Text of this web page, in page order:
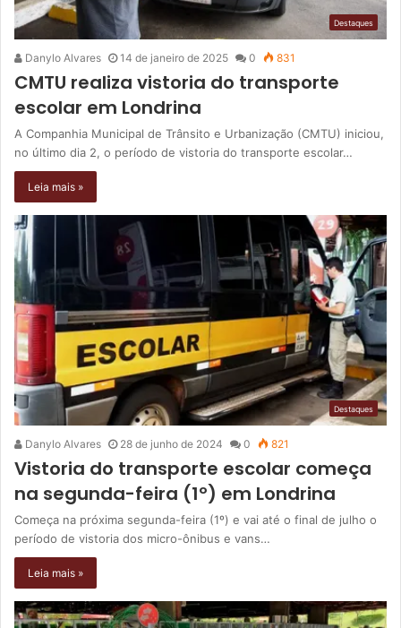
Destaques
Danylo Alvares 14 de janeiro de 2025 0 831
CMTU realiza vistoria do transporte
escolar em Londrina
A Companhia Municipal de Trânsito e Urbanização (CMTU) iniciou,
no último dia 2, o período de vistoria do transporte escolar…
Leia mais »
Destaques
Danylo Alvares 28 de junho de 2024 0 821
Vistoria do transporte escolar começa
na segunda-feira (1º) em Londrina
Começa na próxima segunda-feira (1º) e vai até o final de julho o
período de vistoria dos micro-ônibus e vans…
Leia mais »